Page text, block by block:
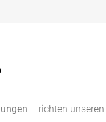
– richten